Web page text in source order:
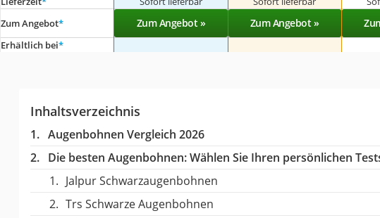
Zum Angebot* Zum Angebot » Zum Angebot »
Erhältlich bei*
Inhaltsverzeichnis
Augenbohnen Vergleich 2026
Die besten Augenbohnen:Wählen Sie Ihren persönlichen
Jalpur Schwarzaugenbohnen
Trs Schwarze Augenbohnen